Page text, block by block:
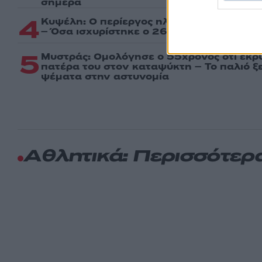
4 Κυψέλη: Ο περίεργος ηλικιωμένος και το
– Όσα ισχυρίστηκε ο 26χρονος για τον
5 Μυστράς: Ομολόγησε ο 55χρονος ότι
πατέρα του στον καταψύκτη – Το παλιό
ψέματα στην αστυνομία
Αθλητικά: